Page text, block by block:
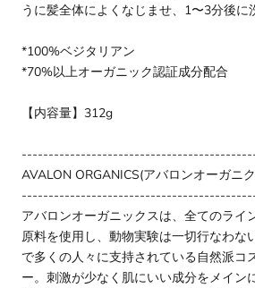
うに髪全体によくなじませ、1〜3分後に
*100%ベジタリアン
*70%以上オーガニック認証成分配合
【内容量】312g
AVALON ORGANICS(アバロンオーガニ
アバロンオーガニックスは、全てのライ
原料を使用し、動物実験は一切行なわな
で多くの人々に支持されている自然派コ
ー。刺激が少なく肌にいい成分をメイン